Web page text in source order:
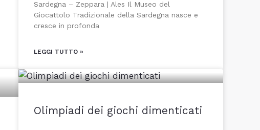
Sardegna – Zeppara | Ales Il Museo del
Giocattolo Tradizionale della Sardegna nasce e
cresce in profonda
LEGGI TUTTO »
Olimpiadi dei giochi dimenticati